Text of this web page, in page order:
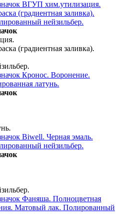
(градиентная заливка).